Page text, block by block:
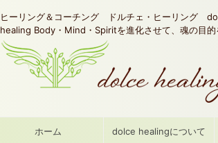
ヒーリング＆コーチング ドルチェ・ヒーリング
healing Body・Mind・Spiritを進化させて、魂の目的
ホーム dolce healingについて